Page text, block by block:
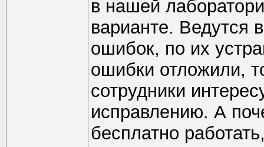
в нашей
варианте. Ведутся
ошибок, по их
ошибки отложили,
сотрудники
исправлению. А
бесплатно